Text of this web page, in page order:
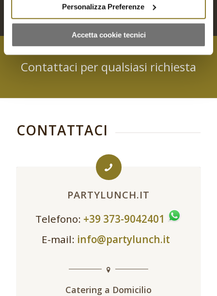
Personalizza Preferenze
Accetta cookie tecnici
Contattaci per qualsiasi richiesta
CONTATTACI
PARTYLUNCH.IT
Telefono: +39 373-9042401
E-mail: info@partylunch.it
Catering a Domicilio